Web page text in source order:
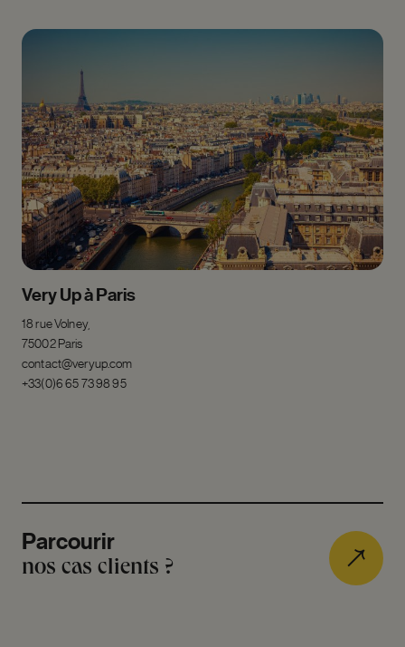
Very Up à Paris
18 rue Volney,
75002 Paris
contact@veryup.com
+33(0)6 65 73 98 95
Parcourir
nos cas clients ?